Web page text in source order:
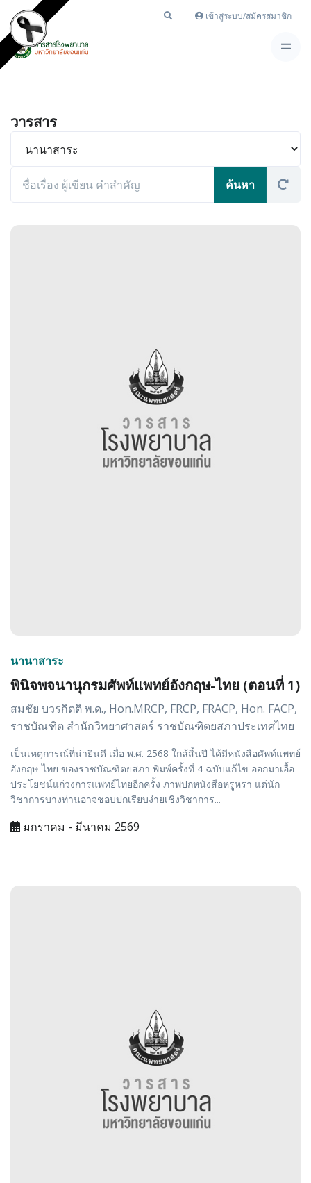
เข้าสู่ระบบ/สมัครสมาชิก
วารสาร
นานาสาระ
พินิจพจนานุกรมศัพท์แพทย์อังกฤษ-ไทย (ตอนที่ 1)
สมชัย บวรกิตติ พ.ด., Hon.MRCP, FRCP, FRACP, Hon. FACP,
ราชบัณฑิต สำนักวิทยาศาสตร์ ราชบัณฑิตยสภาประเทศไทย
เป็นเหตุการณ์ที่น่ายินดี เมื่อ พ.ศ. 2568 ใกล้สิ้นปี ได้มีหนังสือศัพท์แพทย์
อังกฤษ-ไทย ของราชบัณฑิตยสภา พิมพ์ครั้งที่ 4 ฉบับแก้ไข ออกมาเอื้อ
ประโยชน์แก่วงการแพทย์ไทยอีกครั้ง ภาพปกหนังสือหรูหรา แต่นัก
วิชาการบางท่านอาจชอบปกเรียบง่ายเชิงวิชาการ...
มกราคม - มีนาคม 2569